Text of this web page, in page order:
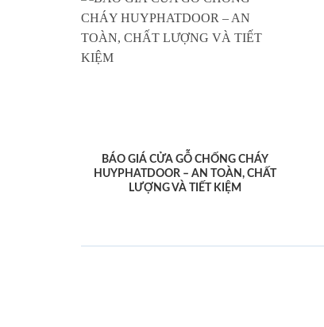
BÁO GIÁ CỬA GỖ CHỐNG CHÁY
HUYPHATDOOR – AN TOÀN, CHẤT
LƯỢNG VÀ TIẾT KIỆM